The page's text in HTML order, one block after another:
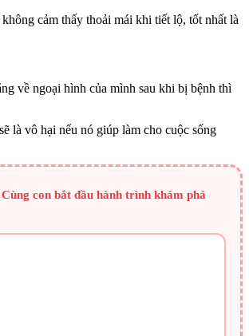
cảm thấy thoải mái khi tiết lộ, tốt nhất là
về ngoại hình của mình sau khi bị bệnh thì
là vô hại nếu nó giúp làm cho cuộc sống
con bắt đầu hành trình khám phá